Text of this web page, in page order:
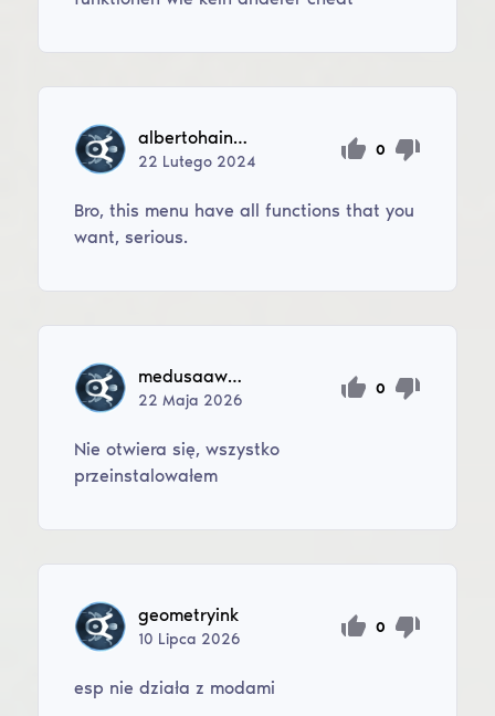
albertohainiken
22 Lutego 2024
0
Bro, this menu have all functions that you
want, serious.
medusaawp31
22Maja 2026
0
Nie otwiera się, wszystko
przeinstalowałem
geometryink
10 Lipca 2026
0
esp nie działa z modami